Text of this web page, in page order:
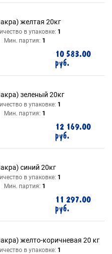
желтая 20кг
в упаковке: 1
Мин. партия: 1
10 583.00
руб.
зеленый 20кг
в упаковке: 1
Мин. партия: 1
12 169.00
руб.
синий 20кг
в упаковке: 1
Мин. партия: 1
11 297.00
руб.
желто-коричневая 20 кг
в упаковке: 1